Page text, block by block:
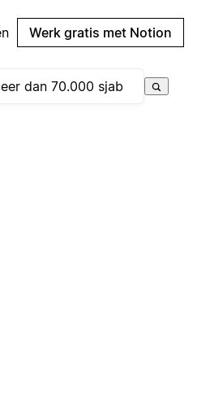
Werk gratis met Notion